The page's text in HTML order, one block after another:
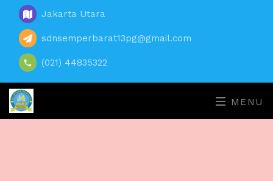
Jakarta Utara
sdnsemperbarat13pg@gmail.com
(021) 44835322
MENU